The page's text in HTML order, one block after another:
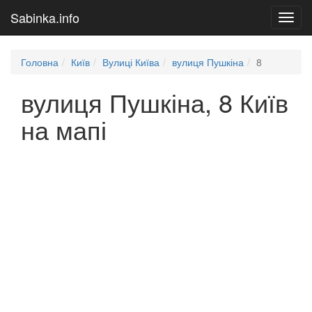
Sabinka.info
Головна Київ Вулиці Київа вулиця Пушкіна 8
вулиця Пушкіна, 8 Київ
на мапі